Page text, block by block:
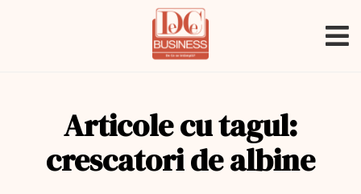
Articole cu tagul:
crescatori de albine